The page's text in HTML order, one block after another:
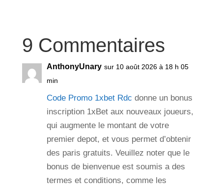
9 Commentaires
AnthonyUnary sur 10 août 2026 à 18 h 05
min
Code Promo 1xbet Rdc donne un bonus
inscription 1xBet aux nouveaux joueurs,
qui augmente le montant de votre
premier depot, et vous permet d’obtenir
des paris gratuits. Veuillez noter que le
bonus de bienvenue est soumis a des
termes et conditions, comme les